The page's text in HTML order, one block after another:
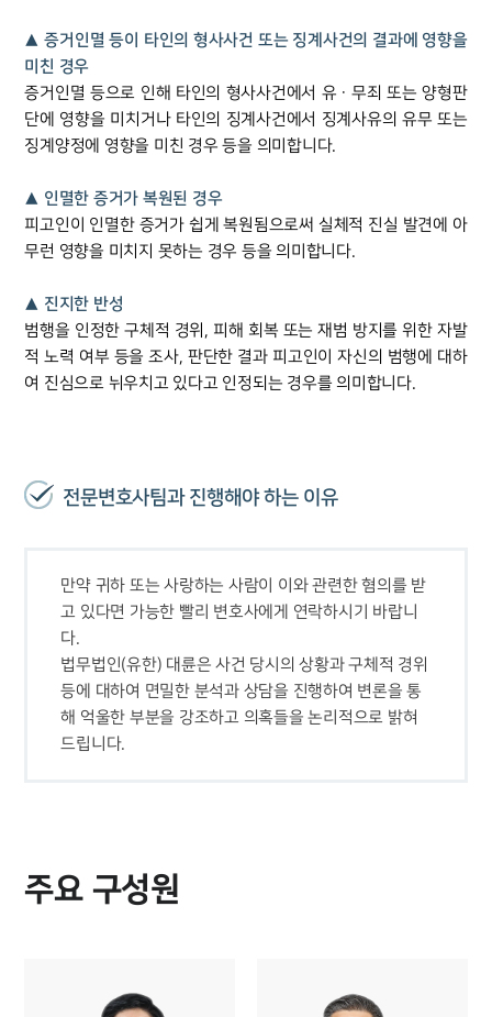
▲ 증거인멸 등이 타인의 형사사건 또는 징계사건의 결과에 영향을
미친 경우
증거인멸 등으로 인해 타인의 형사사건에서 유ㆍ무죄 또는 양형판
단에 영향을 미치거나 타인의 징계사건에서 징계사유의 유무 또는
징계양정에 영향을 미친 경우 등을 의미합니다.
▲ 인멸한 증거가 복원된 경우
피고인이 인멸한 증거가 쉽게 복원됨으로써 실체적 진실 발견에 아
무런 영향을 미치지 못하는 경우 등을 의미합니다.
▲ 진지한 반성
범행을 인정한 구체적 경위, 피해 회복 또는 재범 방지를 위한 자발
적 노력 여부 등을 조사, 판단한 결과 피고인이 자신의 범행에 대하
여 진심으로 뉘우치고 있다고 인정되는 경우를 의미합니다.
전문변호사팀과 진행해야 하는 이유
만약 귀하 또는 사랑하는 사람이 이와 관련한 혐의를 받
고 있다면 가능한 빨리 변호사에게 연락하시기 바랍니
다.
법무법인(유한) 대륜은 사건 당시의 상황과 구체적 경위
등에 대하여 면밀한 분석과 상담을 진행하여 변론을 통
해 억울한 부분을 강조하고 의혹들을 논리적으로 밝혀
드립니다.
주요 구성원